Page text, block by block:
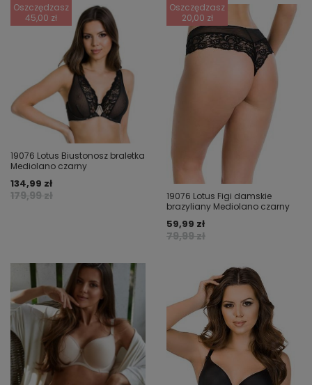
Oszczędzasz
45,00 zł
19076 Lotus Biustonosz braletka
Mediolano czarny
179,99 zł
134,99 zł
Oszczędzasz
20,00 zł
19076 Lotus Figi damskie
brazyliany Mediolano czarny
79,99 zł
59,99 zł